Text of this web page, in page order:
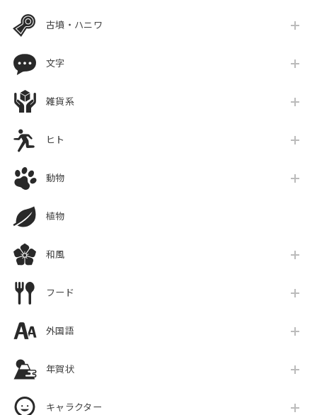
古墳・ハニワ
文字
雑貨系
ヒト
動物
植物
和風
フード
外国語
年賀状
キャラクター